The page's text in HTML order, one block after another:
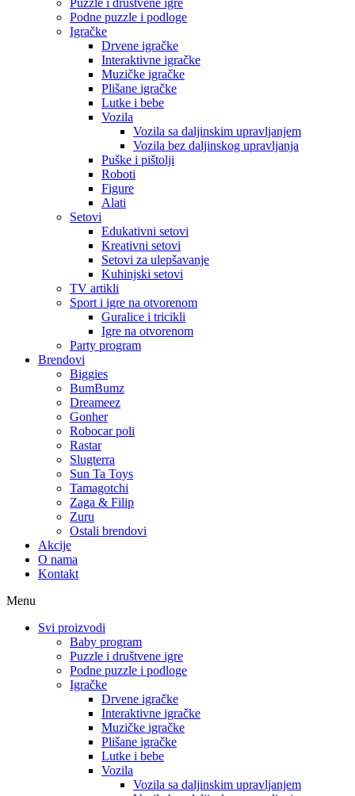
Puzzle i društvene igre
Podne puzzle i podloge
Igračke
Drvene igračke
Interaktivne igračke
Muzičke igračke
Plišane igračke
Lutke i bebe
Vozila
Vozila sa daljinskim upravljanjem
Vozila bez daljinskog upravljanja
Puške i pištolji
Roboti
Figure
Alati
Setovi
Edukativni setovi
Kreativni setovi
Setovi za ulepšavanje
Kuhinjski setovi
TV artikli
Sport i igre na otvorenom
Guralice i tricikli
Igre na otvorenom
Party program
Brendovi
Biggies
BumBumz
Dreameez
Gonher
Robocar poli
Rastar
Slugterra
Sun Ta Toys
Tamagotchi
Zaga & Filip
Zuru
Ostali brendovi
Akcije
O nama
Kontakt
Menu
Svi proizvodi
Baby program
Puzzle i društvene igre
Podne puzzle i podloge
Igračke
Drvene igračke
Interaktivne igračke
Muzičke igračke
Plišane igračke
Lutke i bebe
Vozila
Vozila sa daljinskim upravljanjem